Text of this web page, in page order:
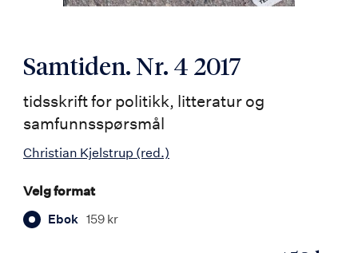
Samtiden. Nr. 4 2017
tidsskrift for politikk, litteratur og
samfunnsspørsmål
Christian Kjelstrup (red.)
Velg format
Ebok 159 kr